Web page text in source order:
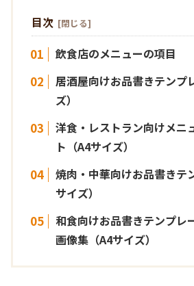
目次
飲食店のメニューの項目
居酒屋向けお品書きテンプ
ズ）
洋食・レストラン向けメニ
ト（A4サイズ）
焼肉・中華向けお品書きテ
サイズ）
和食向けお品書きテンプレ
画像集（A4サイズ）